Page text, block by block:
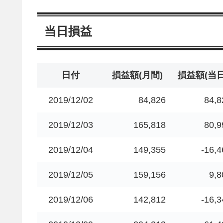
当日損益
日付 損益額(月間) 損益額(当
2019/12/02 84,826
2019/12/03 165,818
2019/12/04 149,355 -
2019/12/05 159,156
2019/12/06 142,812 -